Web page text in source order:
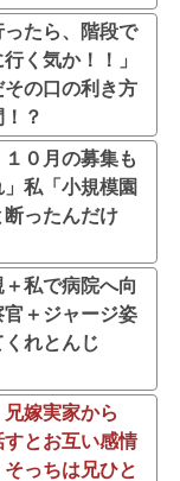
たら、階段で
く気か！！」
の口の利き方
？
０月の募集も
私「小規模園
ったんだけ
私で病院へ向
＋ジャージ姿
れとんじ
嫁実家から
すとお互い感情
っちは兄ひと